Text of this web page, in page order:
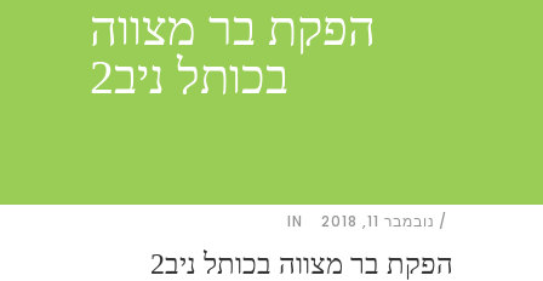
הפקת בר מצווה
בכותל ניב2
נובמבר 11, 2018 IN
הפקת בר מצווה בכותל ניב2